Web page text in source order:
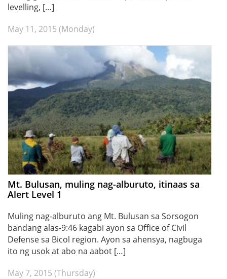
levelling, […]
May 11, 2015 (Monday)
Mt. Bulusan, muling nag-alburuto, itinaas sa
Alert Level 1
Muling nag-alburuto ang Mt. Bulusan sa Sorsogon
bandang alas-9:46 kagabi ayon sa Office of Civil
Defense sa Bicol region. Ayon sa ahensya, nagbuga
ito ng usok at abo na aabot […]
May 7, 2015 (Thursday)